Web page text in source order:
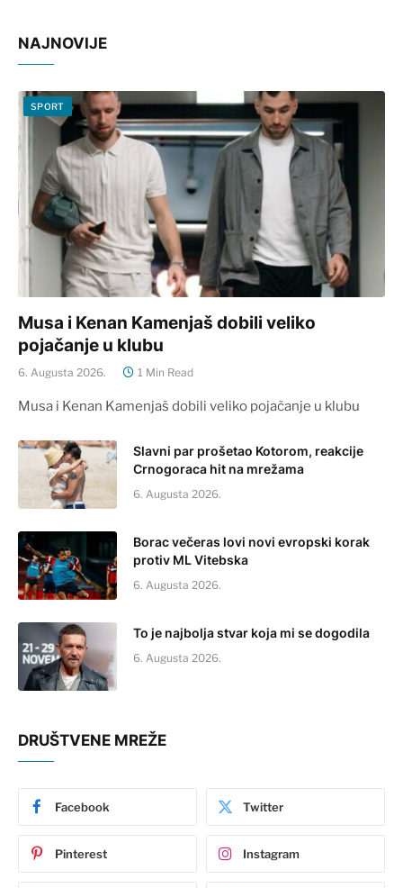
NAJNOVIJE
SPORT
Musa i Kenan Kamenjaš dobili veliko
pojačanje u klubu
6. Augusta 2026. 1 Min Read
Musa i Kenan Kamenjaš dobili veliko pojačanje u klubu
Slavni par prošetao Kotorom, reakcije
Crnogoraca hit na mrežama
6. Augusta 2026.
Borac večeras lovi novi evropski korak
protiv ML Vitebska
6. Augusta 2026.
To je najbolja stvar koja mi se dogodila
6. Augusta 2026.
DRUŠTVENE MREŽE
Facebook Twitter
Pinterest Instagram